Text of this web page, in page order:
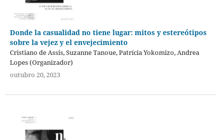
Donde la casualidad no tiene lugar: mitos y estereótipos
sobre la vejez y el envejecimiento
Cristiano de Assis, Suzanne Tanoue, Patrícia Yokomizo, Andrea
Lopes (Organizador)
outubro 20, 2023